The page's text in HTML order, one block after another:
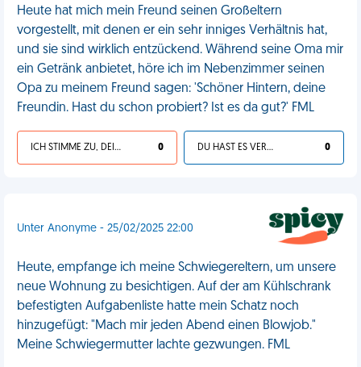
Heute hat mich mein Freund seinen Großeltern
vorgestellt, mit denen er ein sehr inniges Verhältnis hat,
und sie sind wirklich entzückend. Während seine Oma mir
ein Getränk anbietet, höre ich im Nebenzimmer seinen
Opa zu meinem Freund sagen: 'Schöner Hintern, deine
Freundin. Hast du schon probiert? Ist es da gut?' FML
ICH STIMME ZU, DEIN LEBEN IST SCHEISSE 0 DU HAST ES VERDIENT 0
Unter Anonyme - 25/02/2025 22:00
Heute, empfange ich meine Schwiegereltern, um unsere
neue Wohnung zu besichtigen. Auf der am Kühlschrank
befestigten Aufgabenliste hatte mein Schatz noch
hinzugefügt: "Mach mir jeden Abend einen Blowjob."
Meine Schwiegermutter lachte gezwungen. FML